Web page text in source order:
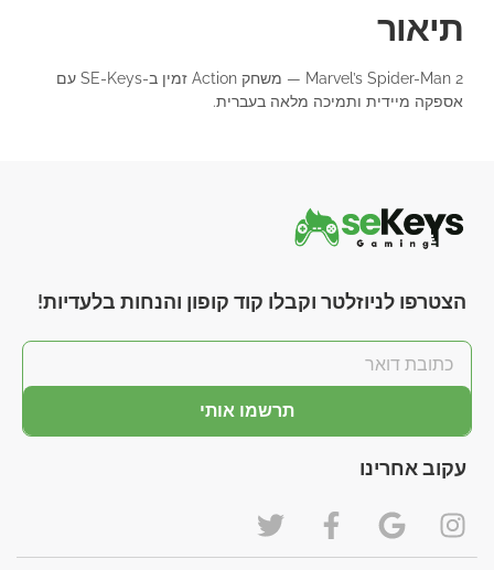
תיאור
Marvel’s Spider-Man 2 — משחק Action זמין ב-SE-Keys עם
אספקה מיידית ותמיכה מלאה בעברית.
הצטרפו לניוזלטר וקבלו קוד קופון והנחות בלעדיות!
תרשמו אותי
עקוב אחרינו